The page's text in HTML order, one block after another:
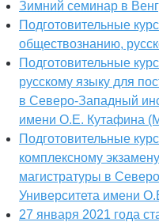
Зимний семинар в
Подготовительные
обществознанию,
Подготовительные
русскому языку для
в Северо-Западный
имени О.Е. Кутафина
Подготовительные
комплексному
магистратуры в
Университета имени
27 января 2021 года